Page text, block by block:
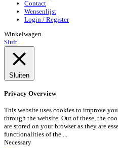
Contact
Wensenlijst
Login / Register
Winkelwagen
Sluit
Sluiten
Privacy Overview
This website uses cookies to improve
through the website. Out of these, the
are stored on your browser as they are
functionalities of the ...
Necessary